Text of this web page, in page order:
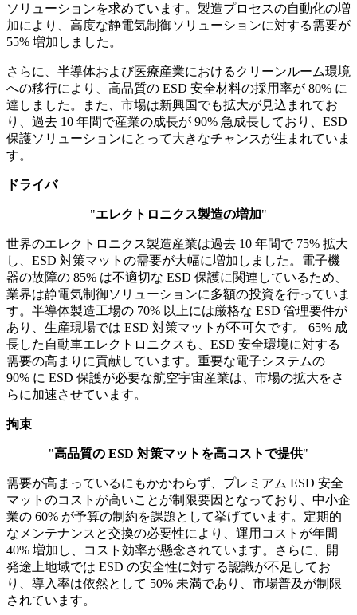
ソリューションを求めています。製造プロセスの自動化の増
加により、高度な静電気制御ソリューションに対する需要が
55% 増加しました。
さらに、半導体および医療産業におけるクリーンルーム環境
への移行により、高品質の ESD 安全材料の採用率が 80% に
達しました。また、市場は新興国でも拡大が見込まれてお
り、過去 10 年間で産業の成長が 90% 急成長しており、ESD
保護ソリューションにとって大きなチャンスが生まれていま
す。
ドライバ
"エレクトロニクス製造の増加"
世界のエレクトロニクス製造産業は過去 10 年間で 75% 拡大
し、ESD 対策マットの需要が大幅に増加しました。電子機
器の故障の 85% は不適切な ESD 保護に関連しているため、
業界は静電気制御ソリューションに多額の投資を行っていま
す。半導体製造工場の 70% 以上には厳格な ESD 管理要件が
あり、生産現場では ESD 対策マットが不可欠です。 65% 成
長した自動車エレクトロニクスも、ESD 安全環境に対する
需要の高まりに貢献しています。重要な電子システムの
90% に ESD 保護が必要な航空宇宙産業は、市場の拡大をさ
らに加速させています。
拘束
"高品質の ESD 対策マットを高コストで提供"
需要が高まっているにもかかわらず、プレミアム ESD 安全
マットのコストが高いことが制限要因となっており、中小企
業の 60% が予算の制約を課題として挙げています。定期的
なメンテナンスと交換の必要性により、運用コストが年間
40% 増加し、コスト効率が懸念されています。さらに、開
発途上地域では ESD の安全性に対する認識が不足してお
り、導入率は依然として 50% 未満であり、市場普及が制限
されています。